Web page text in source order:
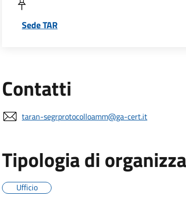
Sede TAR
Contatti
taran-segrprotocolloamm@ga-cert.it
Tipologia di
Ufficio